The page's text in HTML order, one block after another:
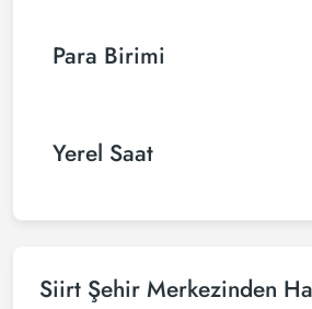
Para Birimi
Yerel Saat
Siirt Şehir Merkezinden